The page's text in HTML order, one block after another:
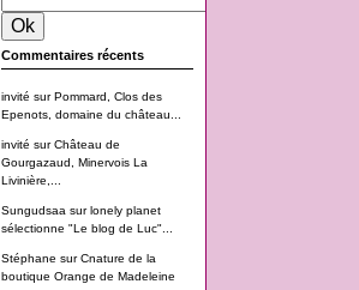
Commentaires récents
invité surPommard, Clos des
Epenots, domaine du château...
invité surChâteau de
Gourgazaud, Minervois La
Livinière,...
Sungudsaa surlonely planet
sélectionne "Le blog de Luc"...
Stéphane surCnature de la
boutique Orange de Madeleine